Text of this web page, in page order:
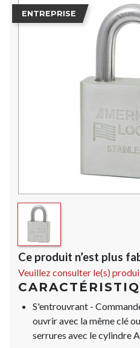
ENTREPRISE
Ce produit n’est plus
Veuillez consulter le(s)
S'entrouvrant -
ouvrir avec la même clé
serrures avec le cylindre